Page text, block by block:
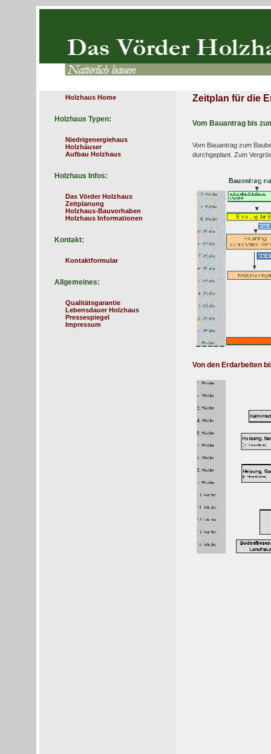
Holzhaus Home
Holzhaus Typen:
Niedrigenergiehaus
Holzhäuser
Aufbau Holzhaus
Holzhaus Infos:
Das Vörder Holzhaus
Zeitplanung
Holzhaus-Bauvorhaben
Holzhaus Informationen
Kontakt:
Kontaktformular
Allgemeines:
Qualitätsgarantie
Lebensdauer Holzhaus
Pressespiegel
Impressum
Zeitplan für die
Vom Bauantrag bis
Vom Bauantrag zum
durchgeplant. Zum
Von den Erdarbeiten